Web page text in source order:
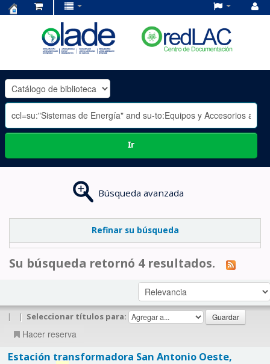
OLADE
-
Ir
Búsqueda avanzada
Refinar su búsqueda
Su búsqueda retornó 4 resultados.
| | Seleccionar títulos para:
Hacer reserva
Estación transformadora San Antonio Oeste,